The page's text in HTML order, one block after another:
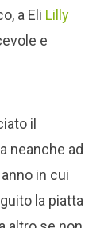
a Eli Lilly
e
il
neanche ad
in cui
la piatta